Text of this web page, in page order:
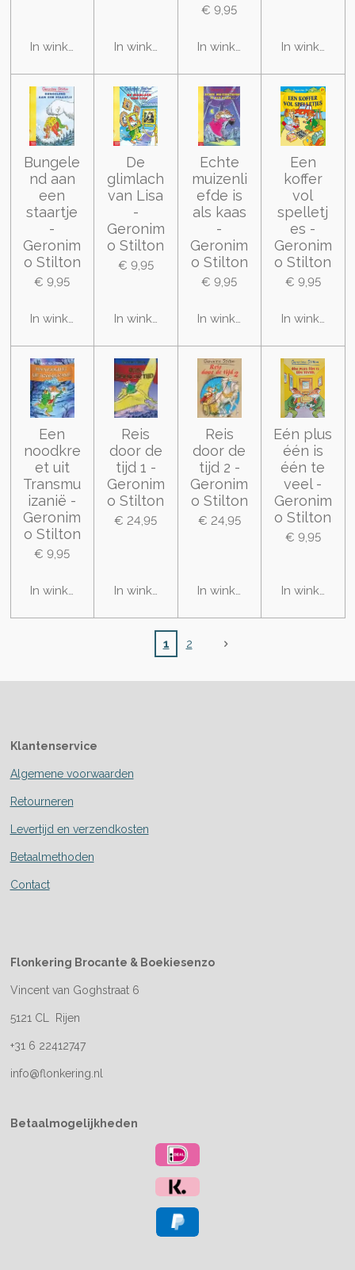
In winkelwagenIn winkelwagen
€ 9,95
In winkelwagenIn
Bungele
nd aan
een
staartje
-
Geronim
o Stilton
€ 9,95
In winkelwagen
De
glimlach
van Lisa
-
Geronim
o Stilton
€ 9,95
In winkelwagen
Echte
muizenli
efde is
als kaas
-
Geronim
o Stilton
€ 9,95
In winkelwagen
Een
koffer
vol
spelletj
es -
Geronim
o Stilton
€ 9,95
In
Een
noodkre
et uit
Transmu
izanië -
Geronim
o Stilton
€ 9,95
In winkelwagen
Reis
door de
tijd 1 -
Geronim
o Stilton
€ 24,95
In winkelwagen
Reis
door de
tijd 2 -
Geronim
o Stilton
€ 24,95
In winkelwagen
Eén plus
één is
één te
veel -
Geronim
o Stilton
€ 9,95
In
1 2
Klantenservice
Algemene voorwaarden
Retourneren
Levertijd en verzendkosten
Betaalmethoden
Contact
Flonkering Brocante & Boekiesenzo
Vincent van Goghstraat 6
5121 CL Rijen
+31 6 22412747
info@flonkering.nl
Betaalmogelijkheden